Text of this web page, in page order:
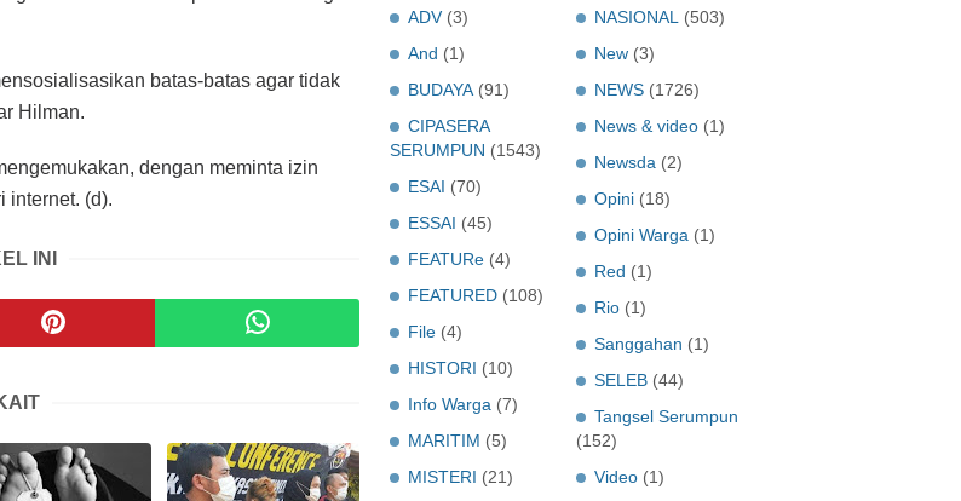
batas-batas agar tidak
Hilman.
dengan meminta izin
internet. (d).
INI
ADV (3)
And (1)
BUDAYA (91)
CIPASERA
SERUMPUN (1543)
ESAI (70)
ESSAI (45)
FEATURe (4)
FEATURED (108)
File (4)
HISTORI (10)
Info Warga (7)
MARITIM (5)
MISTERI (21)
NASIONAL
(503)
New (3)
NEWS (1726)
News & video (1)
Newsda (2)
Opini (18)
Opini Warga (1)
Red (1)
Rio (1)
Sanggahan (1)
SELEB (44)
Tangsel Serumpun
(152)
Video (1)